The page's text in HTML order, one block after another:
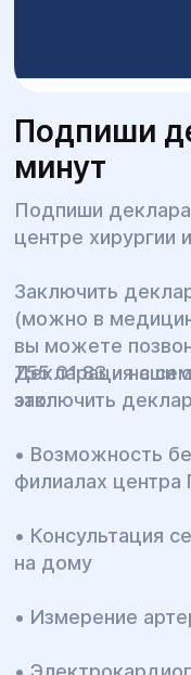
Подпиши
минут
Подпиши
центре хирургии
Заключить
(можно в
вы можете
755 01 83 и наши
заключить
Декларация с
это:
• Возможность
филиалах центра
• Консультация
на дому
• Измерение